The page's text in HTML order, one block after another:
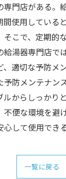
専門店がある。
間使用している
そこで、定期的
給湯器専門店で
適切な予防メ
予防メンテナン
ルからしっかり
不便な環境を避
して使用でき
一覧に戻る